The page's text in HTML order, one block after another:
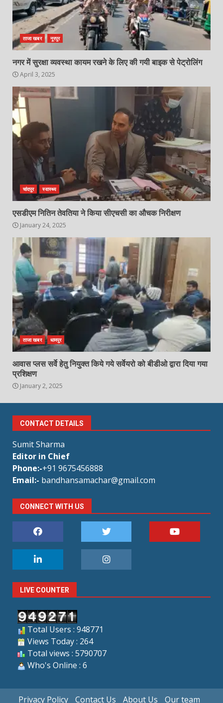
ताजा खबर नूरपुर
नगर में सुरक्षा व्यवस्था कायम रखने के लिए की गयी बाइक से पेट्रोलिंग
April 3, 2025
चांदपुर स्वास्थ्य
एसडीएम नितिन तेवतिया ने किया सीएचसी का औचक निरीक्षण
January 24, 2025
ताजा खबर धामपुर
आवास प्लस सर्वे हेतु नियुक्त किये गये सर्वेयरो को बीडीओ द्वारा दिया गया
प्रशिक्षण
January 2, 2025
CONTACT DETAILS
Sumit Sharma
Editor in Chief
Phone:-+91 9675456888
Email:- bandhansamachar@gmail.com
CONNECT WITH US
LIVE COUNTER
Total Users : 948771
Views Today : 264
Total views : 5790707
Who's Online : 6
Privacy Policy Contact Us About Us Our team